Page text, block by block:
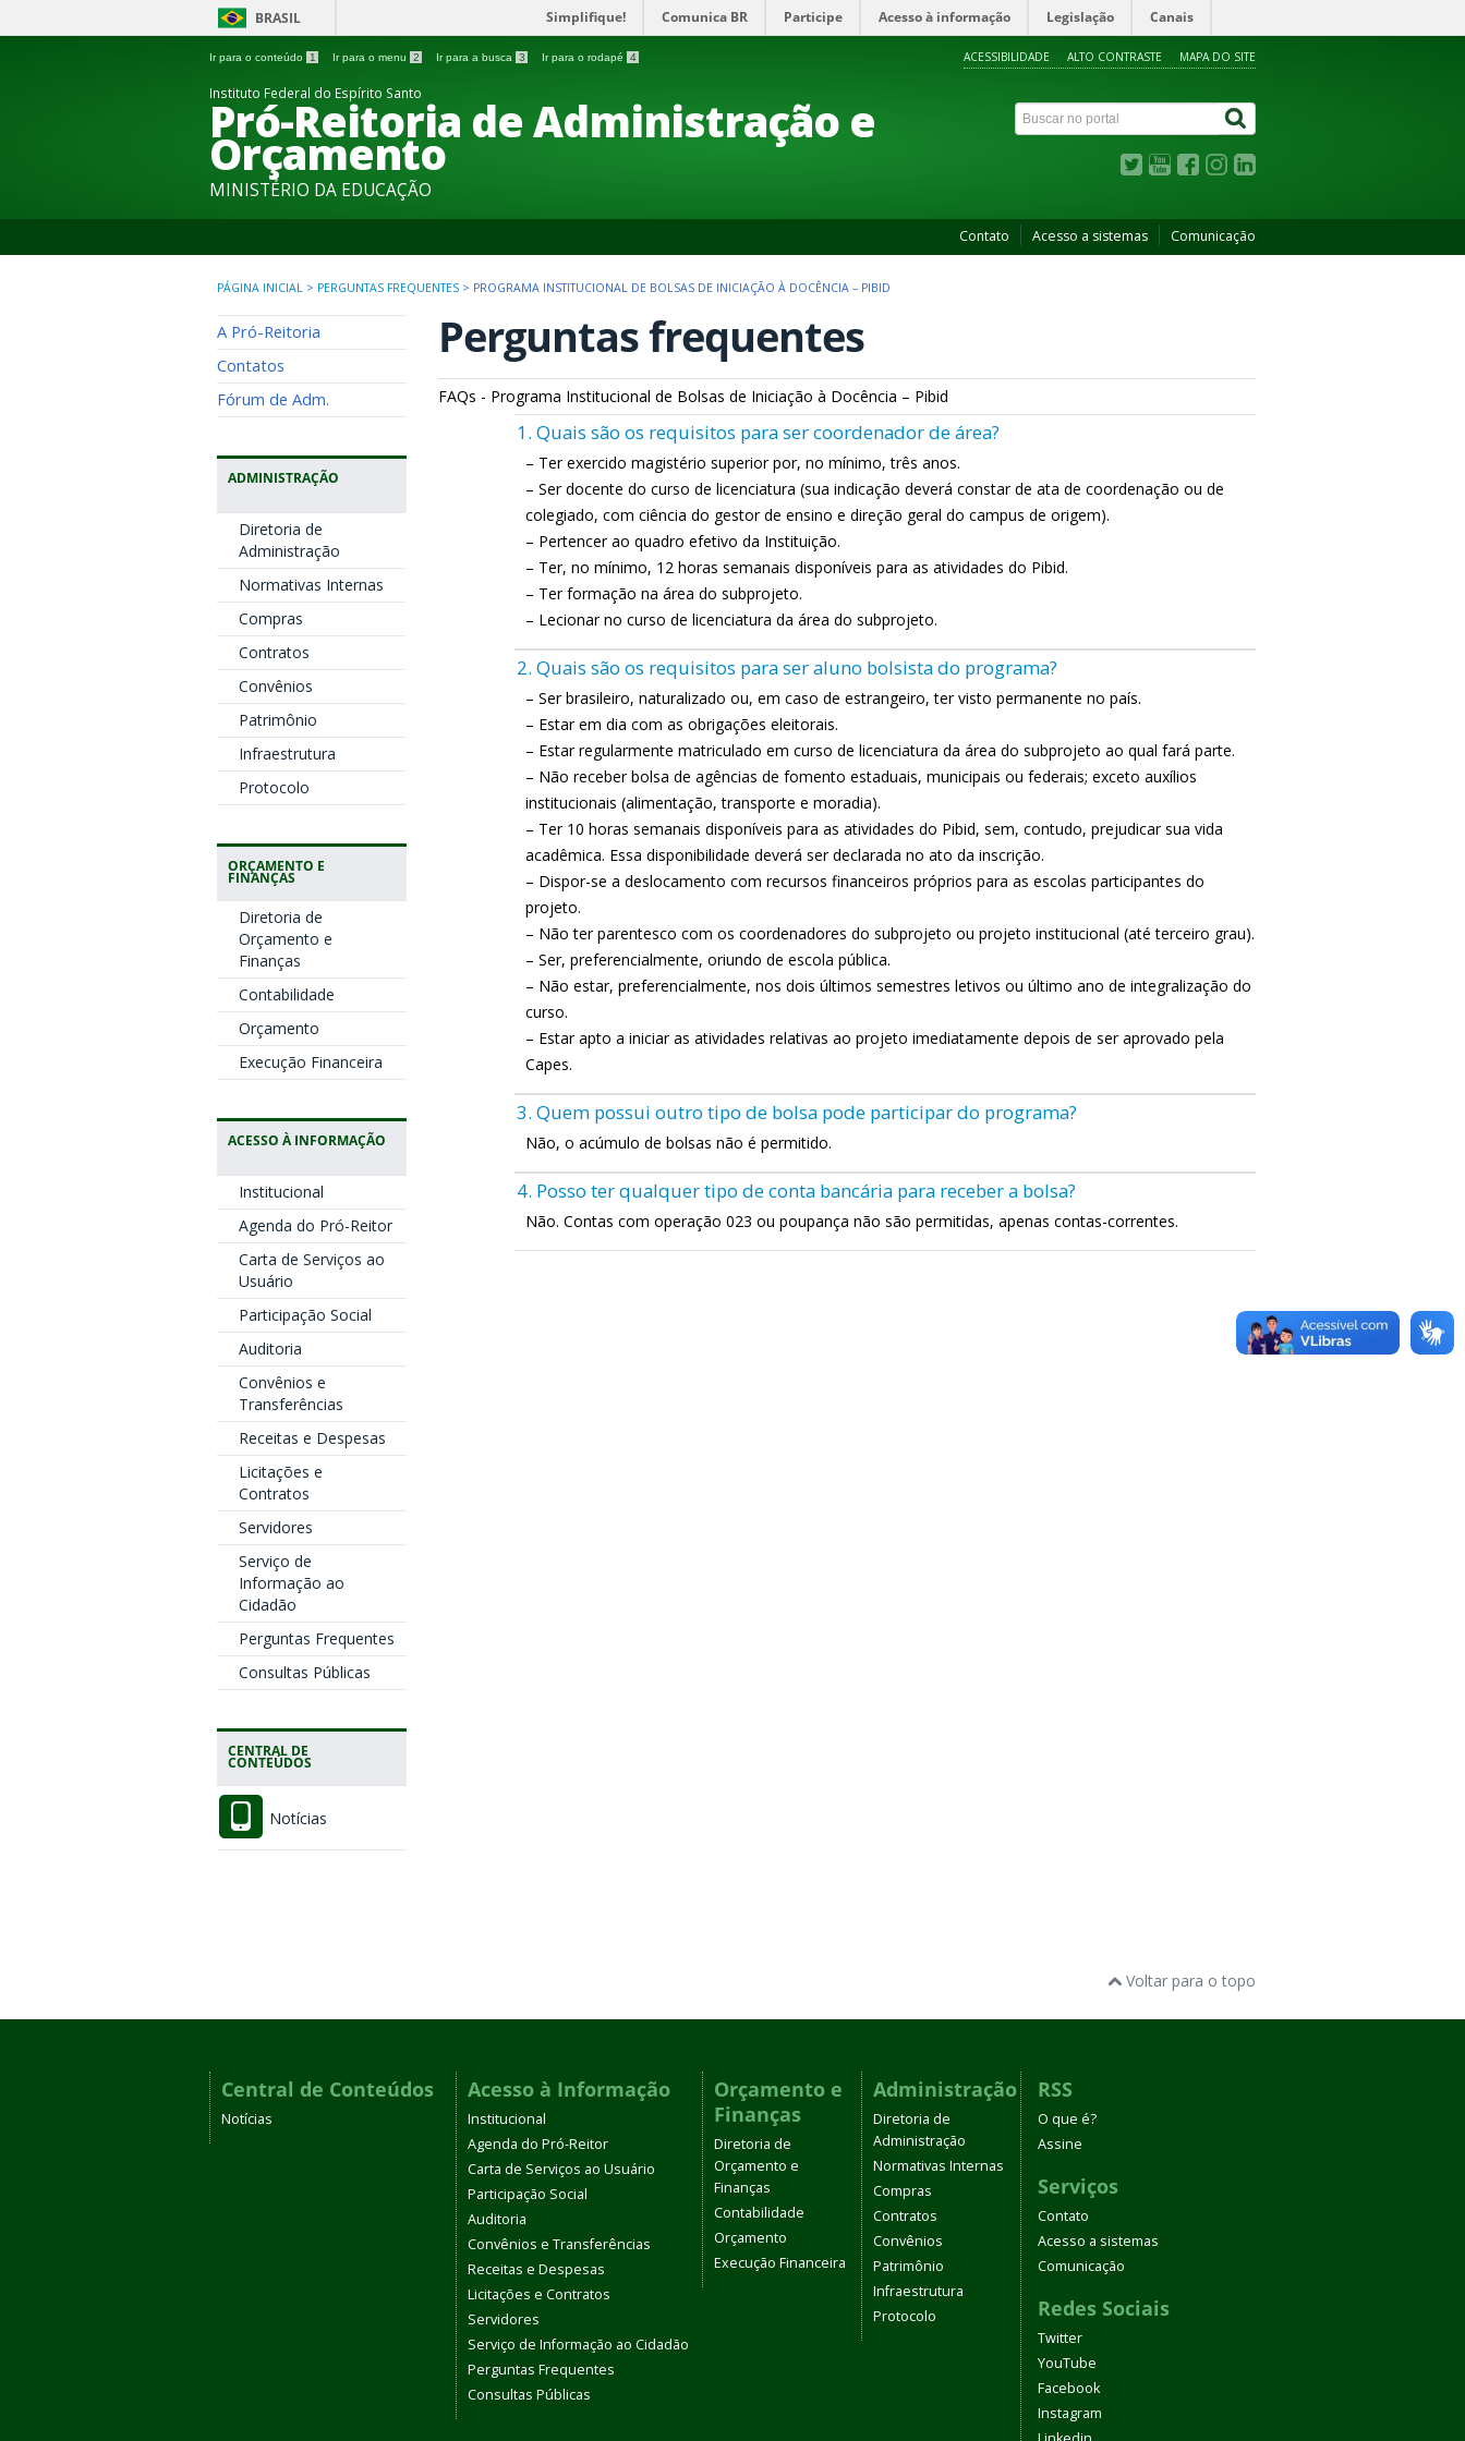
BRASIL Simplifique! Comunica BR Participe Acesso à informação Legislação Canais
Ir para o conteúdo 1 Ir para o menu 2 Ir para a busca 3 Ir para o rodapé 4 ACESSIBILIDADE ALTO CONTRASTE MAPA DO SITE
Instituto Federal do Espírito Santo
Pró-Reitoria de Administração e
Orçamento
MINISTÉRIO DA EDUCAÇÃO
Contato Acesso a sistemas Comunicação
PÁGINA INICIAL > PERGUNTAS FREQUENTES > PROGRAMA INSTITUCIONAL DE BOLSAS DE INICIAÇÃO À DOCÊNCIA – PIBID
A Pró-Reitoria
Contatos
Fórum de Adm.
ADMINISTRAÇÃO
Diretoria de
Administração
Normativas Internas
Compras
Contratos
Convênios
Patrimônio
Infraestrutura
Protocolo
ORÇAMENTO E
FINANÇAS
Diretoria de
Orçamento e
Finanças
Contabilidade
Orçamento
Execução Financeira
ACESSO À INFORMAÇÃO
Institucional
Agenda do Pró-Reitor
Carta de Serviços ao
Usuário
Participação Social
Auditoria
Convênios e
Transferências
Receitas e Despesas
Licitações e
Contratos
Servidores
Serviço de
Informação ao
Cidadão
Perguntas Frequentes
Consultas Públicas
CENTRAL DE
CONTEÚDOS
Notícias
Perguntas frequentes
FAQs - Programa Institucional de Bolsas de Iniciação à Docência – Pibid
1. Quais são os requisitos para ser coordenador de área?
– Ter exercido magistério superior por, no mínimo, três anos.
– Ser docente do curso de licenciatura (sua indicação deverá constar de ata de coordenação ou de
colegiado, com ciência do gestor de ensino e direção geral do campus de origem).
– Pertencer ao quadro efetivo da Instituição.
– Ter, no mínimo, 12 horas semanais disponíveis para as atividades do Pibid.
– Ter formação na área do subprojeto.
– Lecionar no curso de licenciatura da área do subprojeto.
2. Quais são os requisitos para ser aluno bolsista do programa?
– Ser brasileiro, naturalizado ou, em caso de estrangeiro, ter visto permanente no país.
– Estar em dia com as obrigações eleitorais.
– Estar regularmente matriculado em curso de licenciatura da área do subprojeto ao qual fará parte.
– Não receber bolsa de agências de fomento estaduais, municipais ou federais; exceto auxílios
institucionais (alimentação, transporte e moradia).
– Ter 10 horas semanais disponíveis para as atividades do Pibid, sem, contudo, prejudicar sua vida
acadêmica. Essa disponibilidade deverá ser declarada no ato da inscrição.
– Dispor-se a deslocamento com recursos financeiros próprios para as escolas participantes do
projeto.
– Não ter parentesco com os coordenadores do subprojeto ou projeto institucional (até terceiro grau).
– Ser, preferencialmente, oriundo de escola pública.
– Não estar, preferencialmente, nos dois últimos semestres letivos ou último ano de integralização do
curso.
– Estar apto a iniciar as atividades relativas ao projeto imediatamente depois de ser aprovado pela
Capes.
3. Quem possui outro tipo de bolsa pode participar do programa?
Não, o acúmulo de bolsas não é permitido.
4. Posso ter qualquer tipo de conta bancária para receber a bolsa?
Não. Contas com operação 023 ou poupança não são permitidas, apenas contas-correntes.
Voltar para o topo
Central de Conteúdos
Notícias
Acesso à Informação
Institucional
Agenda do Pró-Reitor
Carta de Serviços ao Usuário
Participação Social
Auditoria
Convênios e Transferências
Receitas e Despesas
Licitações e Contratos
Servidores
Serviço de Informação ao Cidadão
Perguntas Frequentes
Consultas Públicas
Orçamento e
Finanças
Diretoria de
Orçamento e
Finanças
Contabilidade
Orçamento
Execução Financeira
Administração
Diretoria de
Administração
Normativas Internas
Compras
Contratos
Convênios
Patrimônio
Infraestrutura
Protocolo
RSS
O que é?
Assine
Serviços
Contato
Acesso a sistemas
Comunicação
Redes Sociais
Twitter
YouTube
Facebook
Instagram